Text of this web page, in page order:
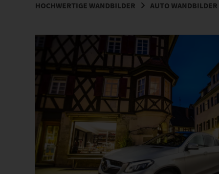
HOCHWERTIGE WANDBILDER AUTO WANDBILDER